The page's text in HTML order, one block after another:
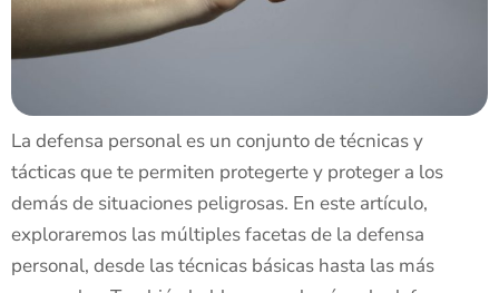
La defensa personal es un conjunto de técnicas y
tácticas que te permiten protegerte y proteger a los
demás de situaciones peligrosas. En este artículo,
exploraremos las múltiples facetas de la defensa
personal, desde las técnicas básicas hasta las más